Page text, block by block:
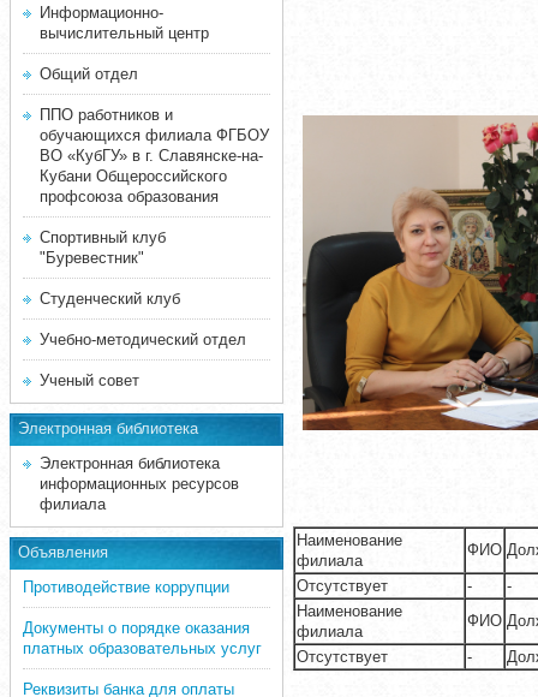
Информационно-
вычислительный центр
Общий отдел
ППО работников и
обучающихся филиала ФГБОУ
ВО «КубГУ» в г. Славянске-на-
Кубани Общероссийского
профсоюза образования
Спортивный клуб
"Буревестник"
Студенческий клуб
Учебно-методический отдел
Ученый совет
Электронная библиотека
Электронная библиотека
информационных ресурсов
филиала
Объявления
Противодействие коррупции
Документы о порядке оказания
платных образовательных услуг
Реквизиты банка для оплаты
Наименование
филиала
ФИО
Отсутствует
-
-
Наименование
филиала
ФИО
Отсутствует
-